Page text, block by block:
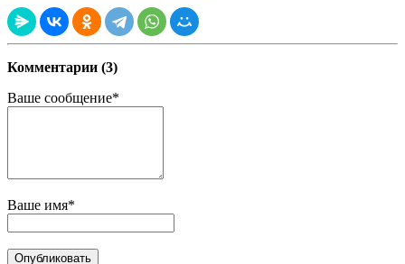
Комментарии (3)
Ваше сообщение*
Ваше имя*